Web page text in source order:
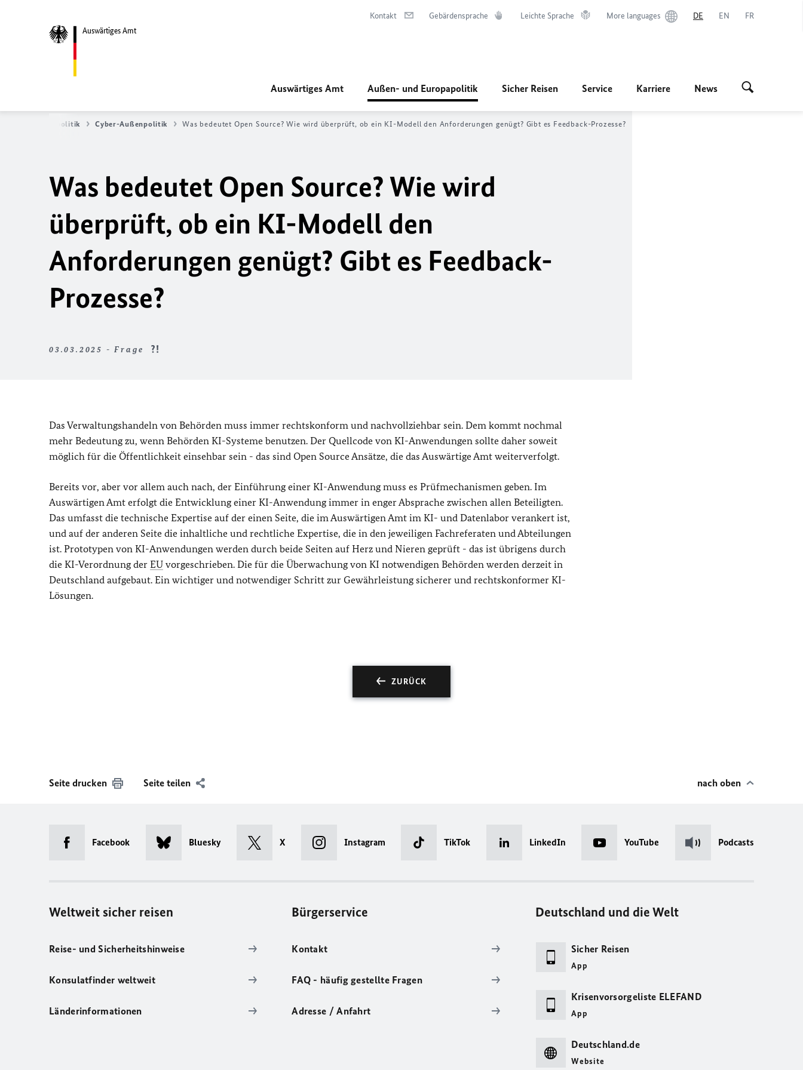
Auswärtiges Amt
Kontakt Gebärdensprache Leichte Sprache More languages DE EN FR
Auswärtiges Amt Außen- und Europapolitik Sicher Reisen Service Karriere News
Sicherheitspolitik Cyber-Außenpolitik Was bedeutet Open Source? Wie wird überprüft, ob ein KI-Modell den Anforderungen genügt? Gibt es Feedback-Prozesse?
Was bedeutet Open Source? Wie wird
überprüft, ob ein KI-Modell den
Anforderungen genügt? Gibt es Feedback-
Prozesse?
03.03.2025 - Frage
Das Verwaltungshandeln von Behörden muss immer rechtskonform und nachvollziehbar sein. Dem kommt nochmal
mehr Bedeutung zu, wenn Behörden KI-Systeme benutzen. Der Quellcode von KI-Anwendungen sollte daher soweit
möglich für die Öffentlichkeit einsehbar sein - das sind Open Source Ansätze, die das Auswärtige Amt weiterverfolgt.
Bereits vor, aber vor allem auch nach, der Einführung einer KI-Anwendung muss es Prüfmechanismen geben. Im
Auswärtigen Amt erfolgt die Entwicklung einer KI-Anwendung immer in enger Absprache zwischen allen Beteiligten.
Das umfasst die technische Expertise auf der einen Seite, die im Auswärtigen Amt im KI- und Datenlabor verankert ist,
und auf der anderen Seite die inhaltliche und rechtliche Expertise, die in den jeweiligen Fachreferaten und Abteilungen
ist. Prototypen von KI-Anwendungen werden durch beide Seiten auf Herz und Nieren geprüft - das ist übrigens durch
die KI-Verordnung der EU vorgeschrieben. Die für die Überwachung von KI notwendigen Behörden werden derzeit in
Deutschland aufgebaut. Ein wichtiger und notwendiger Schritt zur Gewährleistung sicherer und rechtskonformer KI-
Lösungen.
ZURÜCK
Seite drucken Seite teilen nach oben
Facebook Bluesky X Instagram TikTok LinkedIn YouTube Podcasts
Weltweit sicher reisen
Reise- und Sicherheitshinweise
Konsulatfinder weltweit
Länderinformationen
Bürgerservice
Kontakt
FAQ - häufig gestellte Fragen
Adresse / Anfahrt
Deutschland und die Welt
Sicher Reisen
App
Krisenvorsorgeliste ELEFAND
App
Deutschland.de
Website